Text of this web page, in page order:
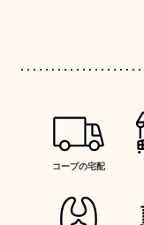
コープの宅配